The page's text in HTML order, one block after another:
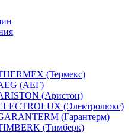
(Термекс)
(АЕГ)
(Аристон)
(Электролюкс)
(Гарантерм)
(Тимберк)